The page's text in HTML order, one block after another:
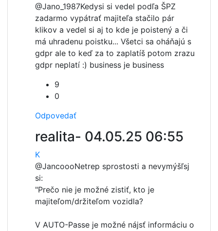
@Jano_1987Kedysi si vedel podľa ŠPZ
zadarmo vypátrať majiteľa stačilo pár
klikov a vedel si aj to kde je poistený a či
má uhradenu poistku... Všetci sa oháňajú s
gdpr ale to keď za to zaplatíš potom zrazu
gdpr neplatí :) business je business
9
0
Odpovedať
realita- 04.05.25 06:55
K
@JancoooNetrep sprostosti a nevymýšľsj
si:
"Prečo nie je možné zistiť, kto je
majiteľom/držiteľom vozidla?
V AUTO-Passe je možné nájsť informáciu o